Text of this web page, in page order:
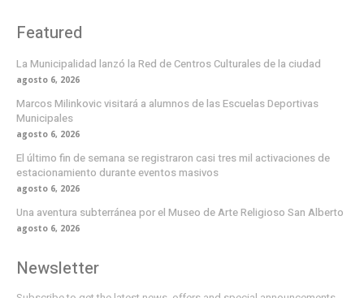
Featured
La Municipalidad lanzó la Red de Centros Culturales de la ciudad
agosto 6, 2026
Marcos Milinkovic visitará a alumnos de las Escuelas Deportivas
Municipales
agosto 6, 2026
El último fin de semana se registraron casi tres mil activaciones de
estacionamiento durante eventos masivos
agosto 6, 2026
Una aventura subterránea por el Museo de Arte Religioso San Alberto
agosto 6, 2026
Newsletter